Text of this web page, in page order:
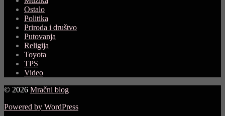
Ostalo
Politika
Priroda i društvo
Putovanja
Religija
Toyota
TPS
Video
© 2026 Mračni blog
Powered by WordPress